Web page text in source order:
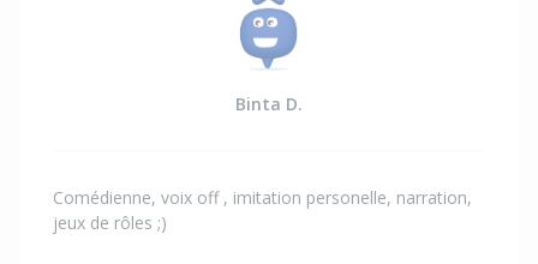
Binta D.
Comédienne, voix off , imitation personelle, narration,
jeux de rôles ;)